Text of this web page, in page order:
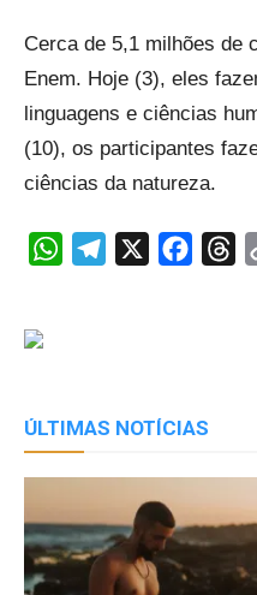
Cerca de 5,1 milhões de
Enem. Hoje (3), eles
linguagens e ciências
(10), os participantes
ciências da natureza.
WhatsAppTelegram
ÚLTIMAS NOTÍCIAS